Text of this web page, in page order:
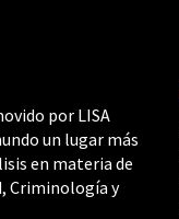
por LISA
un lugar más
en materia de
Criminología y